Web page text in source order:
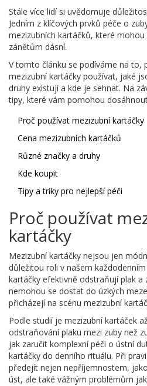
Stále více lidí si uvědomuje
Jedním z klíčových prvků péče o
mezizubních kartáčků, které
zánětům dásní.
V tomto článku se podíváme na to,
mezizubní kartáčky používat, jaké
druhy existují a kde je sehnat. Na
tipy, které vám pomohou
Proč používat mezizubní kartáčky
Cena mezizubních kartáčků
Různé značky a druhy
Kde koupit
Tipy a triky pro nejlepší péči
Proč používat
kartáčky
Mezizubní kartáčky nejsou jen
důležitou roli v našem
kartáčky efektivně odstraňují plak a
nemohou se dostat do úzkých
přicházejí na scénu mezizubní
Podle studií je mezizubní kartáček až
odstraňování plaku mezi zuby než
jak zaručit komplexní péči o ústní
kartáčky do denního rituálu. Při
předejít nejen nepříjemnostem,
úst, ale také vážným problémům